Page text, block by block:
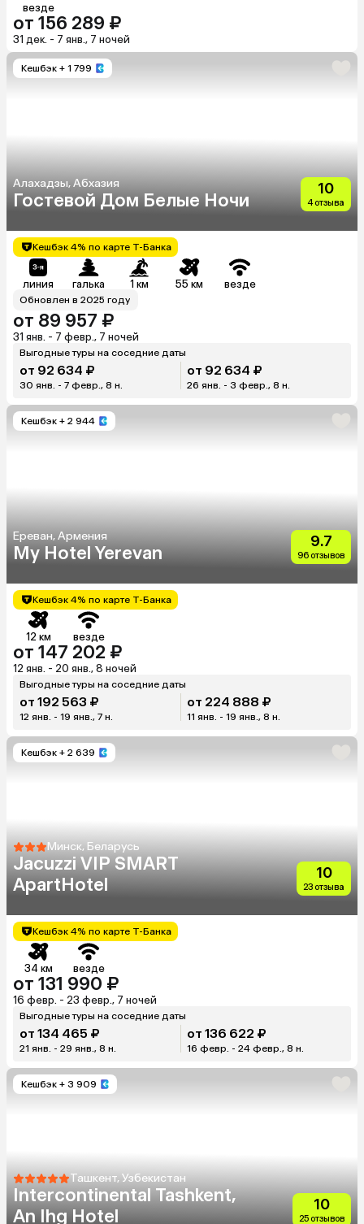
везде
от 156 289 ₽
31 дек. - 7 янв., 7 ночей
Кешбэк + 1 799
Алахадзы, Абхазия
Гостевой Дом Белые Ночи
10
4 отзыва
Кешбэк 4% по карте Т-Банка
линия галька 1 км 55 км везде
Обновлен в 2025 году
от 89 957 ₽
31 янв. - 7 февр., 7 ночей
Выгодные туры на соседние даты
от 92 634 ₽
30 янв. - 7 февр., 8 н.
от 92 634 ₽
26 янв. - 3 февр., 8 н.
Кешбэк + 2 944
Ереван, Армения
My Hotel Yerevan
9.7
96 отзывов
Кешбэк 4% по карте Т-Банка
12 км везде
от 147 202 ₽
12 янв. - 20 янв., 8 ночей
Выгодные туры на соседние даты
от 192 563 ₽
12 янв. - 19 янв., 7 н.
от 224 888 ₽
11 янв. - 19 янв., 8 н.
Кешбэк + 2 639
Минск, Беларусь
Jacuzzi VIP SMART
ApartHotel
10
23 отзыва
Кешбэк 4% по карте Т-Банка
34 км везде
от 131 990 ₽
16 февр. - 23 февр., 7 ночей
Выгодные туры на соседние даты
от 134 465 ₽
21 янв. - 29 янв., 8 н.
от 136 622 ₽
16 февр. - 24 февр., 8 н.
Кешбэк + 3 909
Ташкент, Узбекистан
Intercontinental Tashkent,
An Ihg Hotel
10
25 отзывов